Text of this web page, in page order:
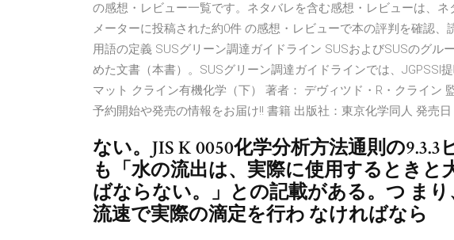
の感想・レビュー一覧です。ネタバレを含む感想・レビューは、
メーターに投稿された約0件 の感想・レビューで本の評判を確認、
用語の定義 SUSグリーン調達ガイドライン SUSおよびSUSのグル
めた文書（本書）。SUSグリーン調達ガイドラインでは、JGPSSI
マット クライン有機化学（下） 著者： デヴィツド・R・クライン
予約開始や発売の情報をお届け!! 書籍 出版社：東京化学同人 発売日
ない。JIS K 0050化学分析方法通則の
も「水の流出は、実際に使用するときと
ばならない。」との記載がある。つ ま
流速で実際の滴定を行わ なければなら